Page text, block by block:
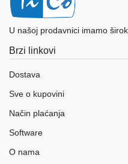
U našoj prodavnici imamo
Brzi linkovi
Dostava
Sve o kupovini
Način plaćanja
Software
O nama